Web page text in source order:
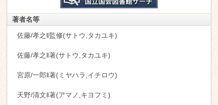
著者名等
佐藤/孝之‖監修(サトウ,タカユキ)
佐藤/孝之‖著(サトウ,タカユキ)
宮原/一郎‖著(ミヤハラ,イチロウ)
天野/清文‖著(アマノ,キヨフミ)